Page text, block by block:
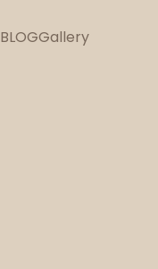
BLOGGallery